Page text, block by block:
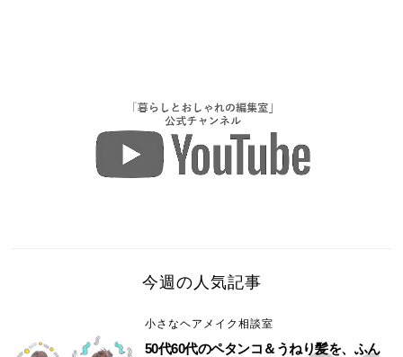
今週の人気記事
小さなヘアメイク相談室
50代60代のペタンコ＆うねり髪を、ふん